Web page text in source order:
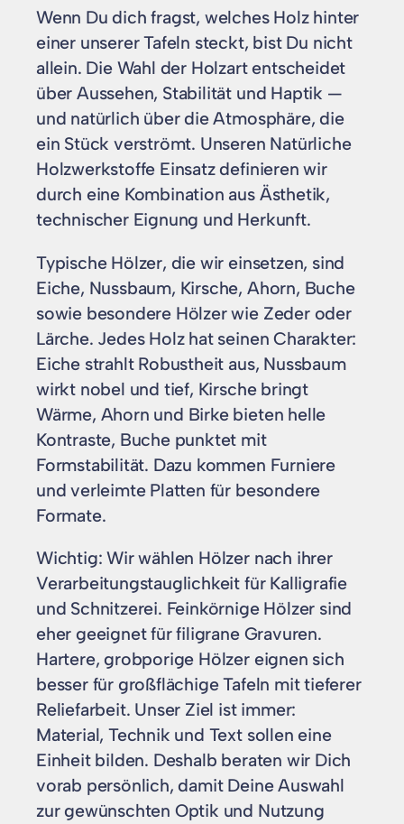
Wenn Du dich fragst, welches Holz hinter
einer unserer Tafeln steckt, bist Du nicht
allein. Die Wahl der Holzart entscheidet
über Aussehen, Stabilität und Haptik —
und natürlich über die Atmosphäre, die
ein Stück verströmt. Unseren Natürliche
Holzwerkstoffe Einsatz definieren wir
durch eine Kombination aus Ästhetik,
technischer Eignung und Herkunft.
Typische Hölzer, die wir einsetzen, sind
Eiche, Nussbaum, Kirsche, Ahorn, Buche
sowie besondere Hölzer wie Zeder oder
Lärche. Jedes Holz hat seinen Charakter:
Eiche strahlt Robustheit aus, Nussbaum
wirkt nobel und tief, Kirsche bringt
Wärme, Ahorn und Birke bieten helle
Kontraste, Buche punktet mit
Formstabilität. Dazu kommen Furniere
und verleimte Platten für besondere
Formate.
Wichtig: Wir wählen Hölzer nach ihrer
Verarbeitungstauglichkeit für Kalligrafie
und Schnitzerei. Feinkörnige Hölzer sind
eher geeignet für filigrane Gravuren.
Hartere, grobporige Hölzer eignen sich
besser für großflächige Tafeln mit tieferer
Reliefarbeit. Unser Ziel ist immer:
Material, Technik und Text sollen eine
Einheit bilden. Deshalb beraten wir Dich
vorab persönlich, damit Deine Auswahl
zur gewünschten Optik und Nutzung